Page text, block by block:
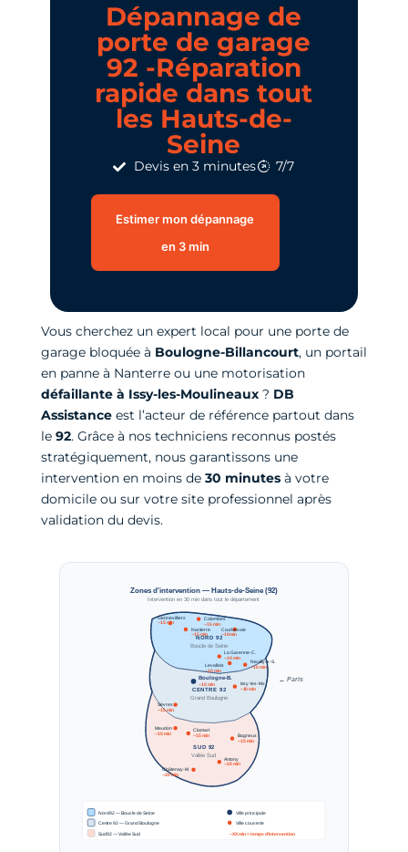
Dépannage de
porte de garage
92 -Réparation
rapide dans tout
les Hauts-de-
Seine
Devis en 3 minutes 7/7
Estimer mon dépannage
en 3 min
Vous cherchez un expert local pour une porte de
garage bloquée à Boulogne-Billancourt, un portail
en panne à Nanterre ou une motorisation
défaillante à Issy-les-Moulineaux? DB
Assistanceest l’acteur de référence partout dans
le92. Grâce à nos techniciens reconnus postés
stratégiquement, nous garantissons une
intervention en moins de 30 minutesà votre
domicile ou sur votre site professionnel après
validation du devis.